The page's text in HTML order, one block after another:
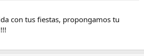
con tus fiestas, propongamos tu